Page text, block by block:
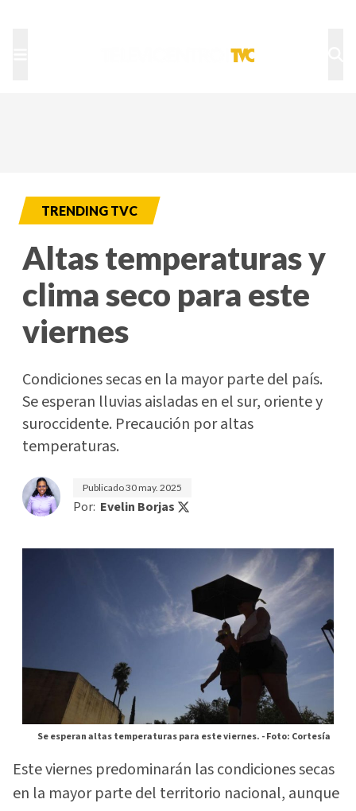
TRENDING TVC
Altas temperaturas y
clima seco para este
viernes
Condiciones secas en la mayor parte del país.
Se esperan lluvias aisladas en el sur, oriente y
suroccidente. Precaución por altas
temperaturas.
Publicado30 may. 2025
Por: Evelin Borjas
Se esperan altas temperaturas para este viernes. -Foto: Cortesía
Este viernes predominarán las condiciones secas
en la mayor parte del territorio nacional, aunque